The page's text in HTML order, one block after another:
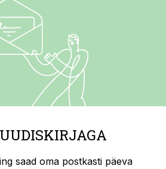
saad oma postkasti päeva